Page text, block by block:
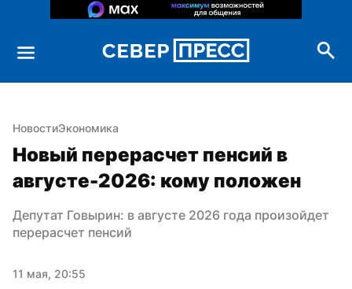
НовостиЭкономика
Новый перерасчет пенсий в
августе-2026: кому положен
Депутат Говырин: в августе 2026 года произойдет
перерасчет пенсий
11 мая, 20:55